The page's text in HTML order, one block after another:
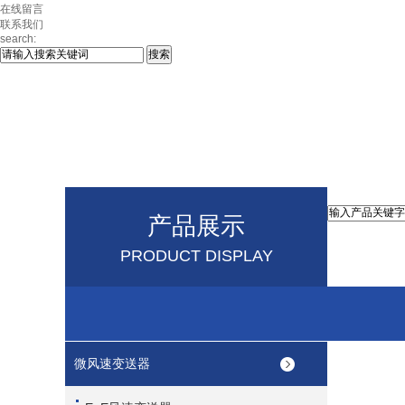
在线留言
联系我们
search:
产品展示
PRODUCT DISPLAY
微风速变送器